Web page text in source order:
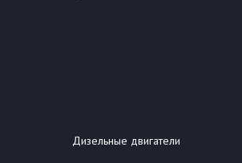
Дизельные двигатели